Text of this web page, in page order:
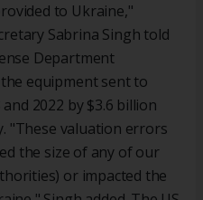
to Ukraine,"
Sabrina Singh told
Department
equipment sent to
2022 by $3.6 billion
"These valuation errors
the size of any of our
or impacted the